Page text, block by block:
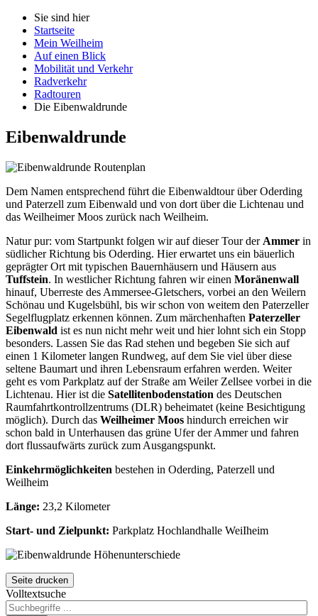
Sie sind hier
Startseite
Mein Weilheim
Auf einen Blick
Mobilität und Verkehr
Radverkehr
Radtouren
Die Eibenwaldrunde
Eibenwaldrunde
Dem Namen entsprechend führt die Eibenwaldtour über Oderding
und Paterzell zum Eibenwald und von dort über die Lichtenau und
das Weilheimer Moos zurück nach Weilheim.
Natur pur: vom Startpunkt folgen wir auf dieser Tour der Ammer in
südlicher Richtung bis Oderding. Hier erwartet uns ein bäuerlich
geprägter Ort mit typischen Bauernhäusern und Häusern aus
Tuffstein. In westlicher Richtung fahren wir einen Moränenwall
hinauf, Uberreste des Ammersee-Gletschers, vorbei an den Weilern
Schönau und Kugelsbühl, bis wir schon von weitem den Paterzeller
Segelflugplatz erkennen können. Zum märchenhaften Paterzeller
Eibenwald ist es nun nicht mehr weit und hier lohnt sich ein Stopp
besonders. Lassen Sie das Rad stehen und begeben Sie sich auf
einen 1 Kilometer langen Rundweg, auf dem Sie viel über diese
seltene Baumart und ihren Lebensraum erfahren werden. Weiter
geht es vom Parkplatz auf der Straße am Weiler Zellsee vorbei in die
Lichtenau. Hier ist die Satellitenbodenstation des Deutschen
Raumfahrtkontrollzentrums (DLR) beheimatet (keine Besichtigung
möglich). Durch das Weilheimer Moos hindurch erreichen wir
schon bald in Unterhausen das grüne Ufer der Ammer und fahren
dort flussaufwärts zurück zum Ausgangspunkt.
Einkehrmöglichkeiten bestehen in Oderding, Paterzell und
Weilheim
Länge: 23,2 Kilometer
Start- und Zielpunkt: Parkplatz Hochlandhalle WeiIheim
Seite drucken
Volltextsuche